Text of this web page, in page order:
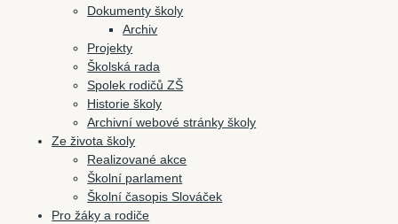
Dokumenty školy
Archiv
Projekty
Školská rada
Spolek rodičů ZŠ
Historie školy
Archivní webové stránky školy
Ze života školy
Realizované akce
Školní parlament
Školní časopis Slováček
Pro žáky a rodiče